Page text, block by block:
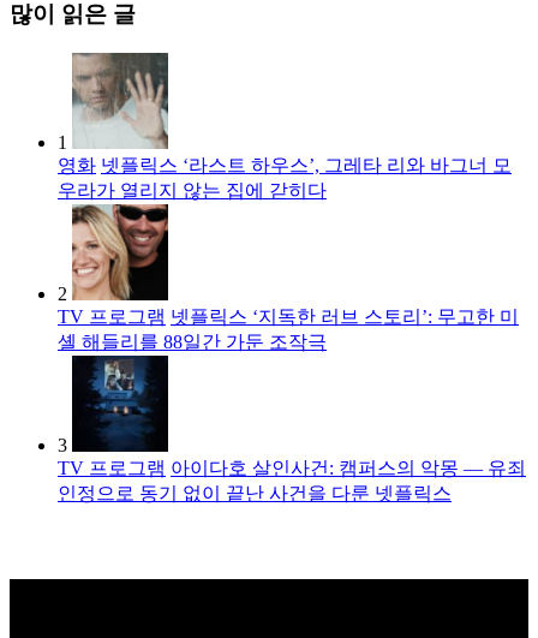
많이 읽은 글
1
영화 넷플릭스 ‘라스트 하우스’, 그레타 리와 바그너 모
우라가 열리지 않는 집에 갇히다
2
TV 프로그램 넷플릭스 ‘지독한 러브 스토리’: 무고한 미
셸 해들리를 88일간 가둔 조작극
3
TV 프로그램 아이다호 살인사건: 캠퍼스의 악몽 — 유죄
인정으로 동기 없이 끝난 사건을 다룬 넷플릭스